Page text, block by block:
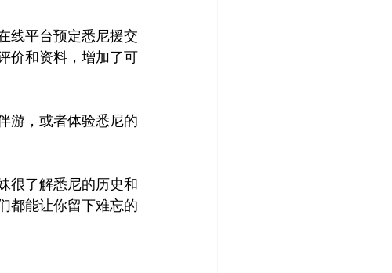
线平台预定悉尼援交
价和资料，增加了可
游，或者体验悉尼的
很了解悉尼的历史和
都能让你留下难忘的